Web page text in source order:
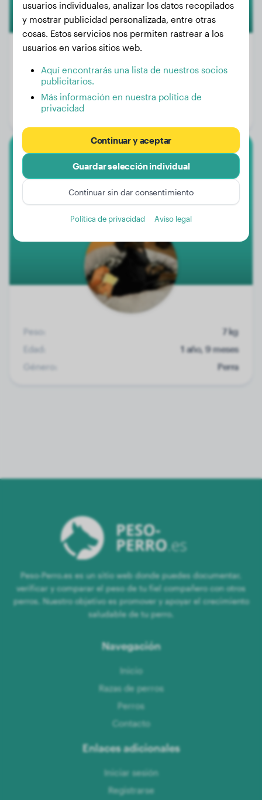
Peso:
Edad:
4 años, 7 meses
Género:
Pinscher Alemán
Sky
Peso:
7 kg
Edad:
1 año, 9 meses
Género:
Perra
Peso-Perro.es es un sitio web donde puedes documentar,
verificar y comparar el peso de tu fiel compañero con otros
perros. Nuestro objetivo es promover y apoyar el crecimiento
saludable de tu perro.
Navegación
Inicio
Razas de perros
Perros
Contacto
Enlaces adicionales
Iniciar sesión
Registrarse
usuarios individuales, analizar los datos recopilados
y mostrar publicidad personalizada, entre otras
cosas. Estos servicios nos permiten rastrear a los
usuarios en varios sitios web.
Aquí encontrarás una lista de nuestros socios
publicitarios.
Más información en nuestra política de
privacidad
Continuar y aceptar
Guardar selección individual
Continuar sin dar consentimiento
Política de privacidad Aviso legal